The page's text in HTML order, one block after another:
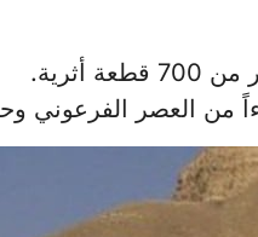
من العصر الفرعوني